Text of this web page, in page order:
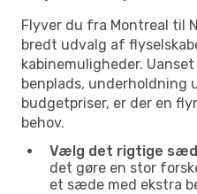
Flyver du fra Montreal til
bredt udvalg af
kabinemuligheder.
benplads, underholdning
budgetpriser, er der en
behov.
Vælg det rigtige
det gøre en stor
et sæde med ekstra